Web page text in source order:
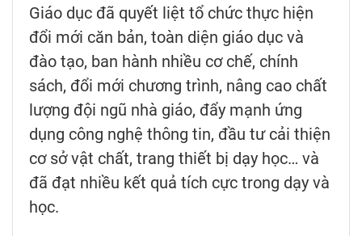
Giáo dục đã quyết liệt tổ chức thực hiện
đổi mới căn bản, toàn diện giáo dục và
đào tạo, ban hành nhiều cơ chế, chính
sách, đổi mới chương trình, nâng cao chất
lượng đội ngũ nhà giáo, đẩy mạnh ứng
dụng công nghệ thông tin, đầu tư cải thiện
cơ sở vật chất, trang thiết bị dạy học… và
đã đạt nhiều kết quả tích cực trong dạy và
học.